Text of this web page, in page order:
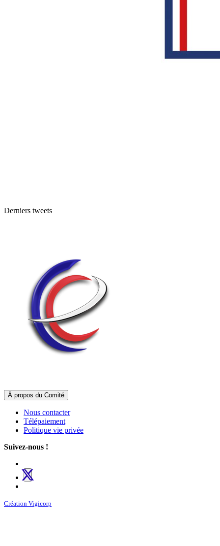
Derniers tweets
À propos du Comité
Nous contacter
Télépaiement
Politique vie privée
Suivez-nous !
Création Vigicorp